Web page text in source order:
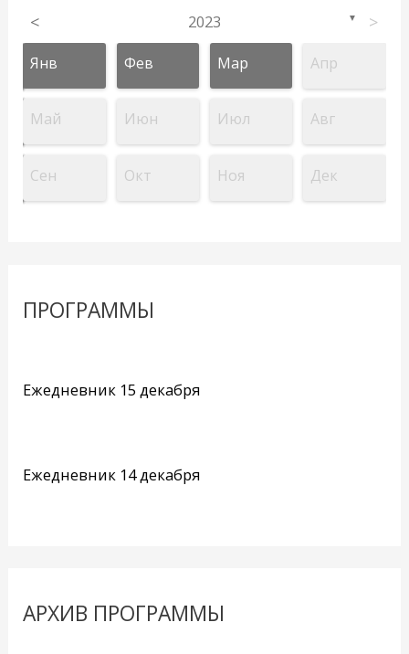
< 2023 ▼ >
Янв Фев Мар Апр
Май Июн Июл Авг
Сен Окт Ноя Дек
ПРОГРАММЫ
Ежедневник 15 декабря
Ежедневник 14 декабря
АРХИВ ПРОГРАММЫ